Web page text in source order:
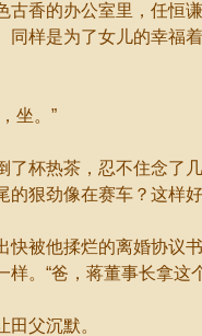
香的办公室里，任恒谦
同样是为了女儿的幸福
坐。”
杯热茶，忍不住念了几
的狠劲像在赛车？这样
被他揉烂的离婚协议书
样。“爸，蒋董事长拿这
父沉默。